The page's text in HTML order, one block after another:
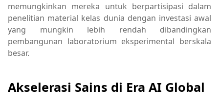
memungkinkan mereka untuk berpartisipasi dalam
penelitian material kelas dunia dengan investasi awal
yang mungkin lebih rendah dibandingkan
pembangunan laboratorium eksperimental berskala
besar.
Akselerasi Sains di Era AI Global